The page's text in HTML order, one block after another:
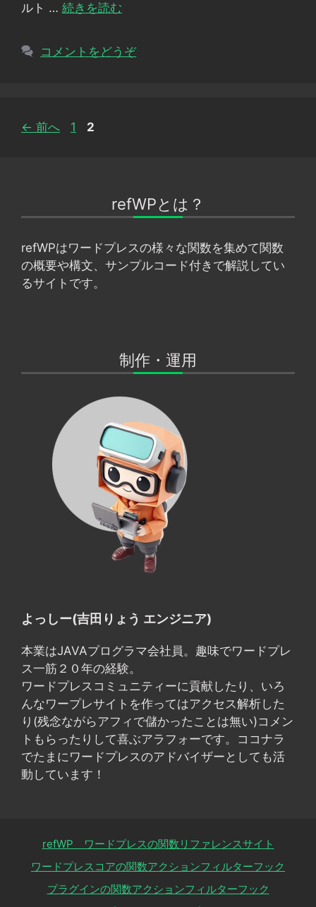
ルト … 続きを読む
コメントをどうぞ
← 前へ
ペ
1
ペ
2
refWPとは？
refWPはワードプレスの様々な関数を集めて関数
の概要や構文、サンプルコード付きで解説してい
るサイトです。
制作・運用
よっしー(吉田りょう エンジニア)
本業はJAVAプログラマ会社員。趣味でワードプレ
ス一筋２０年の経験。
ワードプレスコミュニティーに貢献したり、いろ
んなワープレサイトを作ってはアクセス解析した
り(残念ながらアフィで儲かったことは無い)コメン
トもらったりして喜ぶアラフォーです。ココナラ
でたまにワードプレスのアドバイザーとしても活
動しています！
refWP ワードプレスの関数リファレンスサイト
ワードプレスコアの関数アクションフィルターフック
プラグインの関数アクションフィルターフック